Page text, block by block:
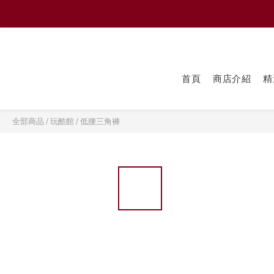
首頁 商店介紹
全部商品 /玩酷館/低腰三角褲